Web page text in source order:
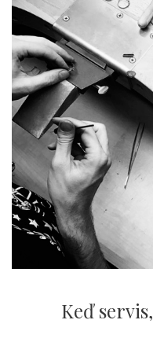
Keď servis,